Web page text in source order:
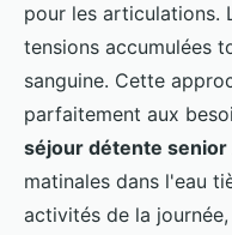
pour les articulations.
tensions accumulées
sanguine. Cette
parfaitement aux
séjour détente senior
matinales dans l'eau
activités de la